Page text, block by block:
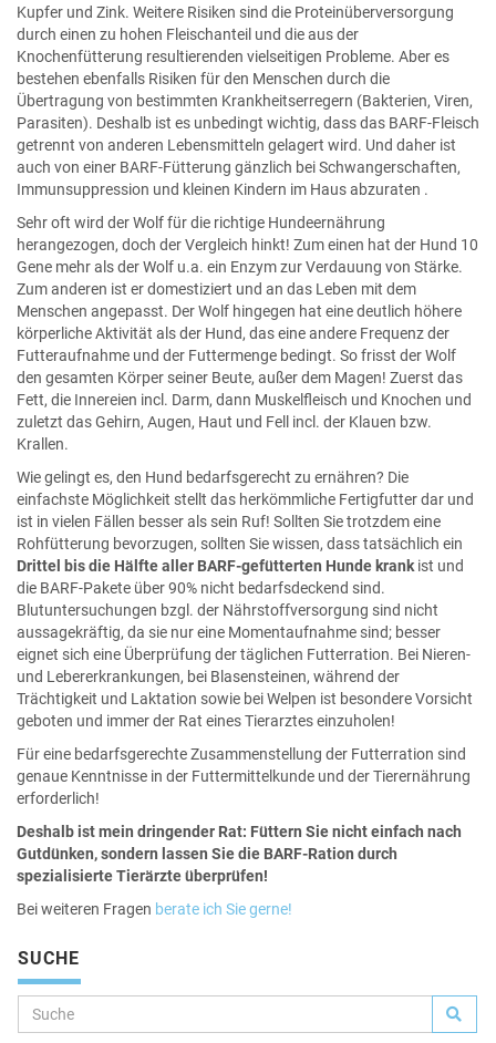
Kupfer und Zink. Weitere Risiken sind die Proteinüberversorgung
durch einen zu hohen Fleischanteil und die aus der
Knochenfütterung resultierenden vielseitigen Probleme. Aber es
bestehen ebenfalls Risiken für den Menschen durch die
Übertragung von bestimmten Krankheitserregern (Bakterien, Viren,
Parasiten). Deshalb ist es unbedingt wichtig, dass das BARF-Fleisch
getrennt von anderen Lebensmitteln gelagert wird. Und daher ist
auch von einer BARF-Fütterung gänzlich bei Schwangerschaften,
Immunsuppression und kleinen Kindern im Haus abzuraten .
Sehr oft wird der Wolf für die richtige Hundeernährung
herangezogen, doch der Vergleich hinkt! Zum einen hat der Hund 10
Gene mehr als der Wolf u.a. ein Enzym zur Verdauung von Stärke.
Zum anderen ist er domestiziert und an das Leben mit dem
Menschen angepasst. Der Wolf hingegen hat eine deutlich höhere
körperliche Aktivität als der Hund, das eine andere Frequenz der
Futteraufnahme und der Futtermenge bedingt. So frisst der Wolf
den gesamten Körper seiner Beute, außer dem Magen! Zuerst das
Fett, die Innereien incl. Darm, dann Muskelfleisch und Knochen und
zuletzt das Gehirn, Augen, Haut und Fell incl. der Klauen bzw.
Krallen.
Wie gelingt es, den Hund bedarfsgerecht zu ernähren? Die
einfachste Möglichkeit stellt das herkömmliche Fertigfutter dar und
ist in vielen Fällen besser als sein Ruf! Sollten Sie trotzdem eine
Rohfütterung bevorzugen, sollten Sie wissen, dass tatsächlich ein
Drittel bis die Hälfte aller BARF-gefütterten Hunde krank ist und
die BARF-Pakete über 90% nicht bedarfsdeckend sind.
Blutuntersuchungen bzgl. der Nährstoffversorgung sind nicht
aussagekräftig, da sie nur eine Momentaufnahme sind; besser
eignet sich eine Überprüfung der täglichen Futterration. Bei Nieren-
und Lebererkrankungen, bei Blasensteinen, während der
Trächtigkeit und Laktation sowie bei Welpen ist besondere Vorsicht
geboten und immer der Rat eines Tierarztes einzuholen!
Für eine bedarfsgerechte Zusammenstellung der Futterration sind
genaue Kenntnisse in der Futtermittelkunde und der Tierernährung
erforderlich!
Deshalb ist mein dringender Rat: Füttern Sie nicht einfach nach
Gutdünken, sondern lassen Sie die BARF-Ration durch
spezialisierte Tierärzte überprüfen!
Bei weiteren Fragen berate ich Sie gerne!
SUCHE